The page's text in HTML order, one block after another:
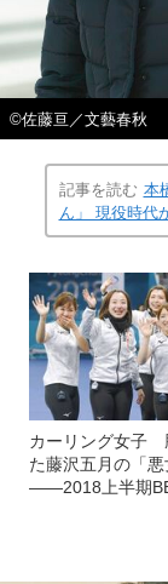
©佐藤亘／文藝春秋
記事を読む 本
ん」 現役時代
カーリング女子
た藤沢五月の「悪
――2018上半期